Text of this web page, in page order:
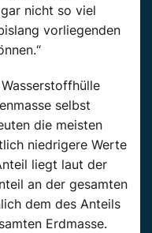
nicht so viel
vorliegenden
selbst
die meisten
niedrigere Werte
liegt laut der
an der gesamten
dem des Anteils
Erdmasse.